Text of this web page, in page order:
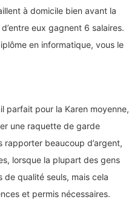
à domicile bien avant la
eux gagnent 6 salaires.
en informatique, vous le
parfait pour la Karen moyenne,
une raquette de garde
rapporter beaucoup d’argent,
lorsque la plupart des gens
de qualité seuls, mais cela
et permis nécessaires.